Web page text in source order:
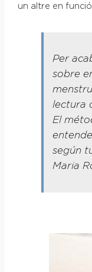
un altre en
Per
sobre
lectura
El
según
Maria